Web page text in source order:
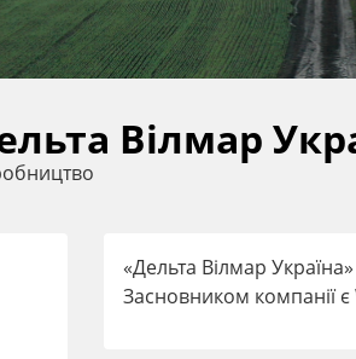
Вілмар
«Дельта Вілмар
Засновником компанії